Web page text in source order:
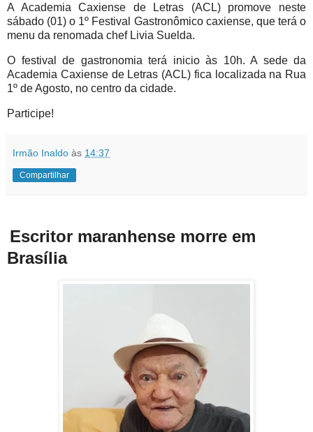
A Academia Caxiense de Letras (ACL) promove neste
sábado (01) o 1º Festival Gastronômicocaxiense, que terá o
menu da renomada chef Livia Suelda.
O festival de gastronomia terá inicio às 10h. A sede da
Academia Caxiense de Letras (ACL) fica localizada na Rua
1º de Agosto, no centro da cidade.
Participe!
Irmão Inaldo às 14:37
Compartilhar
Escritor maranhense morre em
Brasília